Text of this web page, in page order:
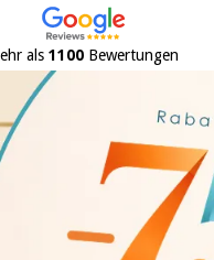
als1100 Bewertungen